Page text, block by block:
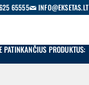
65555 INFO@EKSETAS.LT
PATINKANČIUS PRODUKTUS: